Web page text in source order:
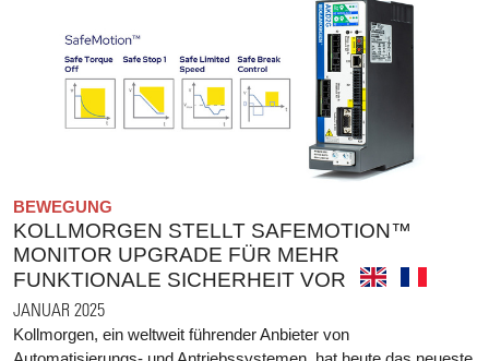
BEWEGUNG
KOLLMORGEN STELLT SAFEMOTION™
MONITOR UPGRADE FÜR MEHR
FUNKTIONALE SICHERHEIT VOR
JANUAR 2025
Kollmorgen, ein weltweit führender Anbieter von